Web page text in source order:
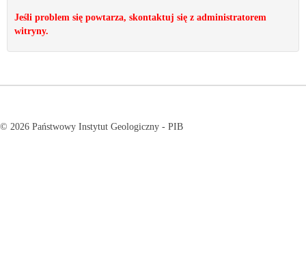
Jeśli problem się powtarza, skontaktuj się z administratorem
witryny.
© 2026 Państwowy Instytut Geologiczny - PIB